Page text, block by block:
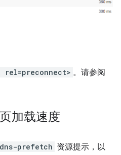
rel=preconnect> 。请参阅
加载速度
dns-prefetch 资源提示，以